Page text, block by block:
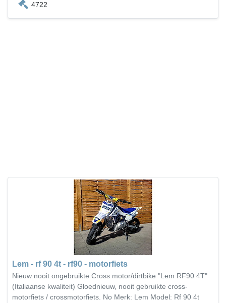
4722
Lem - rf 90 4t - rf90 - motorfiets
Nieuw nooit ongebruikte Cross motor/dirtbike "Lem RF90 4T"
(Italiaanse kwaliteit) Gloednieuw, nooit gebruikte cross-
motorfiets / crossmotorfiets. No Merk: Lem Model: Rf 90 4t